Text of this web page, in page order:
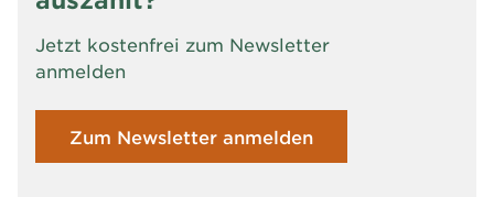
Jetzt kostenfrei zum Newsletter
anmelden
Zum Newsletter anmelden